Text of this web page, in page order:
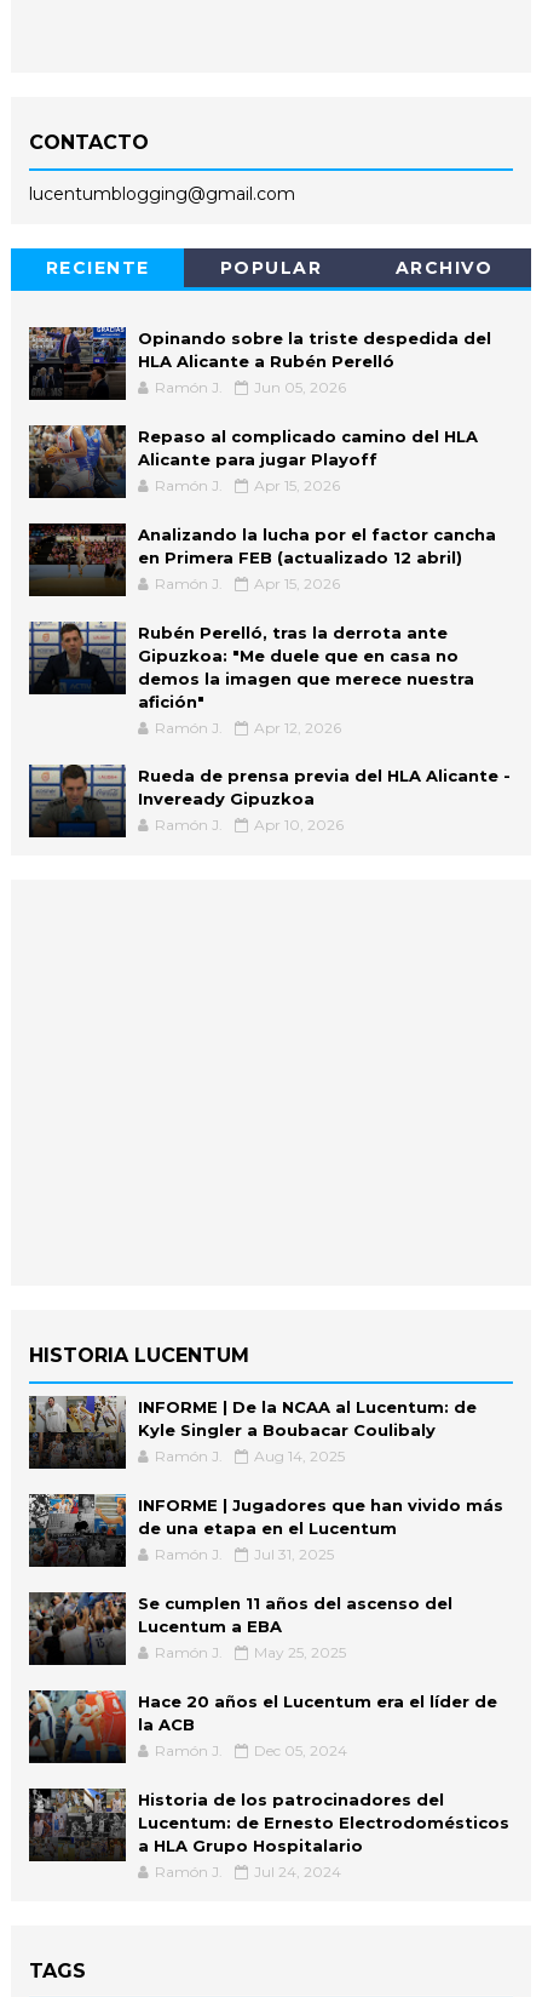
CONTACTO
lucentumblogging@gmail.com
RECIENTE POPULAR ARCHIVO
Opinando sobre la triste despedida del
HLA Alicante a Rubén Perelló
Ramón J. Jun 05, 2026
Repaso al complicado camino del HLA
Alicante para jugar Playoff
Ramón J. Apr 15, 2026
Analizando la lucha por el factor cancha
en Primera FEB (actualizado 12 abril)
Ramón J. Apr 15, 2026
Rubén Perelló, tras la derrota ante
Gipuzkoa: "Me duele que en casa no
demos la imagen que merece nuestra
afición"
Ramón J. Apr 12, 2026
Rueda de prensa previa del HLA Alicante -
Inveready Gipuzkoa
Ramón J. Apr 10, 2026
HISTORIA LUCENTUM
INFORME | De la NCAA al Lucentum: de
Kyle Singler a Boubacar Coulibaly
Ramón J. Aug 14, 2025
INFORME | Jugadores que han vivido más
de una etapa en el Lucentum
Ramón J. Jul 31, 2025
Se cumplen 11 años del ascenso del
Lucentum a EBA
Ramón J. May 25, 2025
Hace 20 años el Lucentum era el líder de
la ACB
Ramón J. Dec 05, 2024
Historia de los patrocinadores del
Lucentum: de Ernesto Electrodomésticos
a HLA Grupo Hospitalario
Ramón J. Jul 24, 2024
TAGS